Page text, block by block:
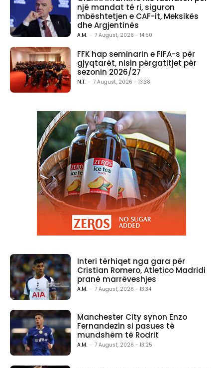
një mandat të ri, siguron
mbështetjen e CAF-it, Meksikës
dhe Argjentinës
A.M. - 7 August, 2026 - 14:50
FFK hap seminarin e FIFA-s për
gjyqtarët, nisin përgatitjet për
sezonin 2026/27
N.T. - 7 August, 2026 - 13:38
Interi tërhiqet nga gara për
Cristian Romero, Atletico Madridi
pranë marrëveshjes
A.M. - 7 August, 2026 - 13:34
Manchester City synon Enzo
Fernandezin si pasues të
mundshëm të Rodrit
A.M. - 7 August, 2026 - 13:25